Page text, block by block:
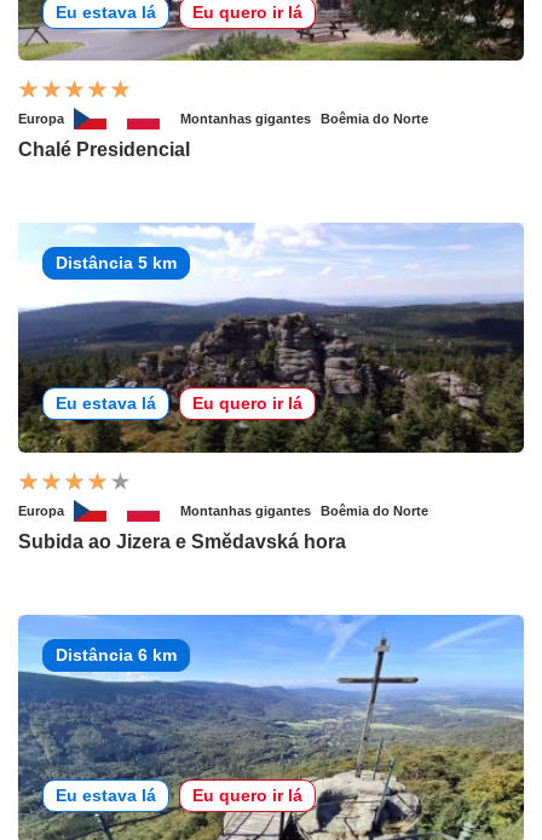
Eu estava lá Eu quero ir lá
Europa Montanhas gigantes Boêmia do Norte
Chalé Presidencial
Distância 5 km
Eu estava lá Eu quero ir lá
Europa Montanhas gigantes Boêmia do Norte
Subida ao Jizera e Smědavská hora
Distância 6 km
Eu estava lá Eu quero ir lá